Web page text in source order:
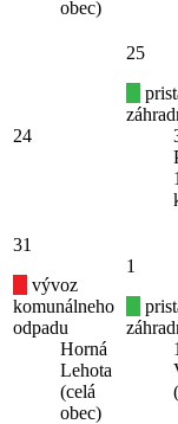
obec)
24
25
31
vývoz
komunálneho
odpadu
Horná
Lehota
(celá
obec)
1